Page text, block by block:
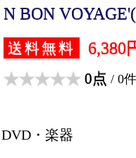
N BON
送料無料 6,380
0点 / 0件
・楽器